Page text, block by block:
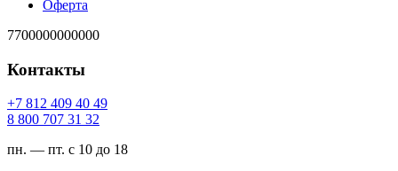
Оферта
7700000000000
Контакты
94 04 904 218 7+
23 13 707 008 8
пн. — пт. с 10 до 18